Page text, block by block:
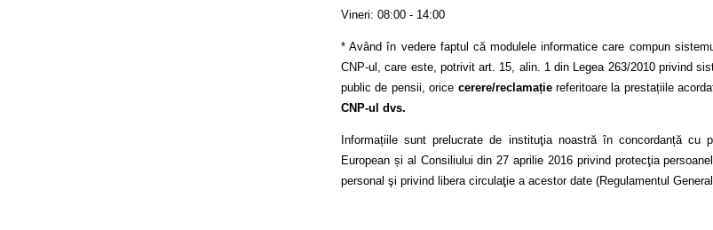
Vineri: 08:00 - 14:00
* Având în vedere faptul că modulele informatice care compun
CNP-ul, care este, potrivit art. 15, alin. 1 din Legea 263/2010 privind
public de pensii, orice cerere/reclamațiereferitoare la prestațiile
CNP-ul dvs.
Informațiile sunt prelucrate de instituţia noastră în concordanță cu
European și al Consiliului din 27 aprilie 2016 privind protecţia
personal şi privind libera circulaţie a acestor date (Regulamentul